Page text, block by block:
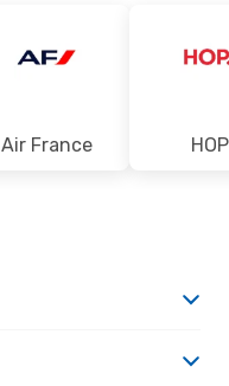
Air France